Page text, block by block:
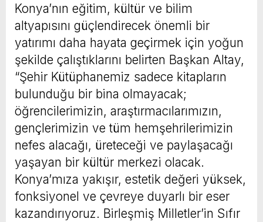
Konya’nın eğitim, kültür ve bilim
altyapısını güçlendirecek önemli bir
yatırımı daha hayata geçirmek için yoğun
şekilde çalıştıklarını belirten Başkan Altay,
“Şehir Kütüphanemiz sadece kitapların
bulunduğu bir bina olmayacak;
öğrencilerimizin, araştırmacılarımızın,
gençlerimizin ve tüm hemşehrilerimizin
nefes alacağı, üreteceği ve paylaşacağı
yaşayan bir kültür merkezi olacak.
Konya’mıza yakışır, estetik değeri yüksek,
fonksiyonel ve çevreye duyarlı bir eser
kazandırıyoruz. Birleşmiş Milletler’in Sıfır